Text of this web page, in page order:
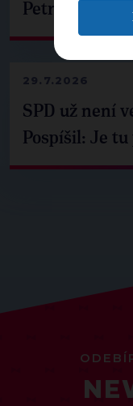
Petrem
29.7.2026
SPD už není
Pospíšil: Je